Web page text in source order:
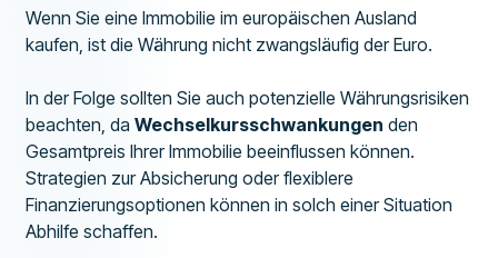
Wenn Sie eine Immobilie im europäischen Ausland
kaufen, ist die Währung nicht zwangsläufig der Euro.
In der Folge sollten Sie auch potenzielle Währungsrisiken
beachten, daWechselkursschwankungen den
Gesamtpreis Ihrer Immobilie beeinflussen können.
Strategien zur Absicherung oder flexiblere
Finanzierungsoptionen können in solch einer Situation
Abhilfe schaffen.